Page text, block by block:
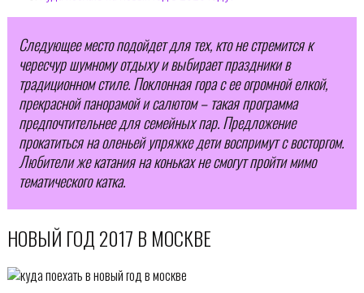
Следующее место подойдет для тех, кто не стремится к
чересчур шумному отдыху и выбирает праздники в
традиционном стиле. Поклонная гора с ее огромной елкой,
прекрасной панорамой и салютом – такая программа
предпочтительнее для семейных пар. Предложение
прокатиться на оленьей упряжке дети воспримут с восторгом.
Любители же катания на коньках не смогут пройти мимо
тематического катка.
НОВЫЙ ГОД 2017 В МОСКВЕ